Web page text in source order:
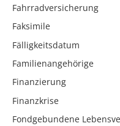
Fahrradversicherung
Faksimile
Fälligkeitsdatum
Familienangehörige
Finanzierung
Finanzkrise
Fondgebundene